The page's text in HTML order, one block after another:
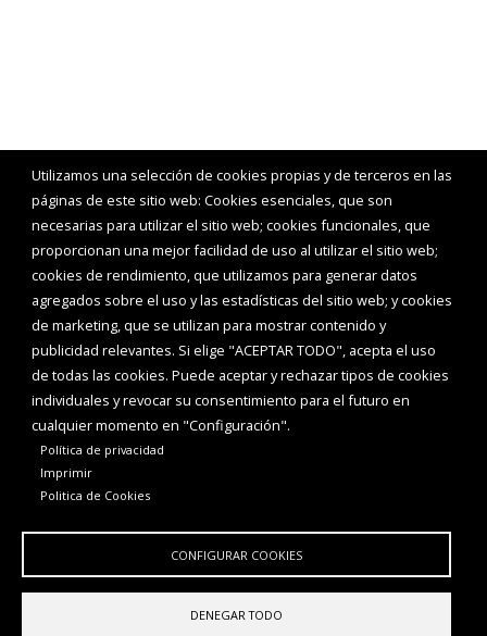
Utilizamos una selección de cookies propias y de terceros en las
páginas de este sitio web: Cookies esenciales, que son
necesarias para utilizar el sitio web; cookies funcionales, que
proporcionan una mejor facilidad de uso al utilizar el sitio web;
cookies de rendimiento, que utilizamos para generar datos
agregados sobre el uso y las estadísticas del sitio web; y cookies
de marketing, que se utilizan para mostrar contenido y
publicidad relevantes. Si elige "ACEPTAR TODO", acepta el uso
de todas las cookies. Puede aceptar y rechazar tipos de cookies
individuales y revocar su consentimiento para el futuro en
cualquier momento en "Configuración".
Política de privacidad
Imprimir
Politica de Cookies
CONFIGURAR COOKIES
DENEGAR TODO